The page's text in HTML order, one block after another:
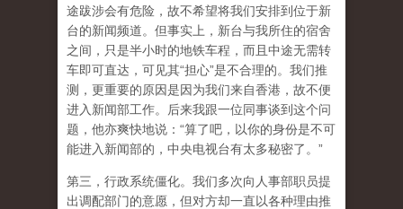
途跋涉会有危险，故不希望将我们安排到位于新
台的新闻频道。但事实上，新台与我所住的宿舍
之间，只是半小时的地铁车程，而且中途无需转
车即可直达，可见其“担心”是不合理的。我们推
测，更重要的原因是因为我们来自香港，故不便
进入新闻部工作。后来我跟一位同事谈到这个问
题，他亦爽快地说：“算了吧，以你的身份是不可
能进入新闻部的，中央电视台有太多秘密了。”
第三，行政系统僵化。我们多次向人事部职员提
出调配部门的意愿，但对方却一直以各种理由推